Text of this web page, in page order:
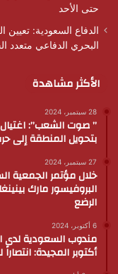
حتى الأحد
الدفاع السعودية: تعيين
البحري الدفاعي متعدد
الأكثر مشاهدة
28 سبتمبر، 2024
” صوت الشعب”: اغتيال
بتحويل المنطقة إلى
27 سبتمبر، 2024
خلال مؤتمر الجمعية
البروفيسور مارك
الرضع
6 أكتوبر، 2024
مندوب السعودية لدى
أكتوبر المجيدة: